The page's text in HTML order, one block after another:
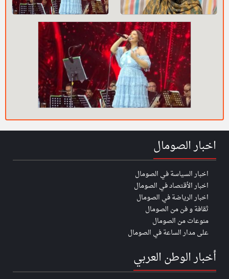
اخبار الصومال
اخبار السياسة في الصومال
اخبار الأقتصاد في الصومال
اخبار الرياضة في الصومال
ثقافة و فن من الصومال
منوعات من الصومال
على مدار الساعة في الصومال
أخبار الوطن العربي